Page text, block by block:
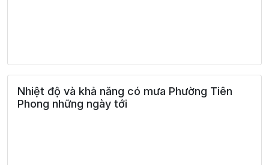
Nhiệt độ và khả năng có mưa Phường Tiên
Phong những ngày tới